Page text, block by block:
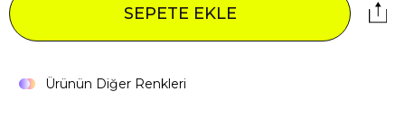
SEPETE EKLE
Ürünün Diğer Renkleri